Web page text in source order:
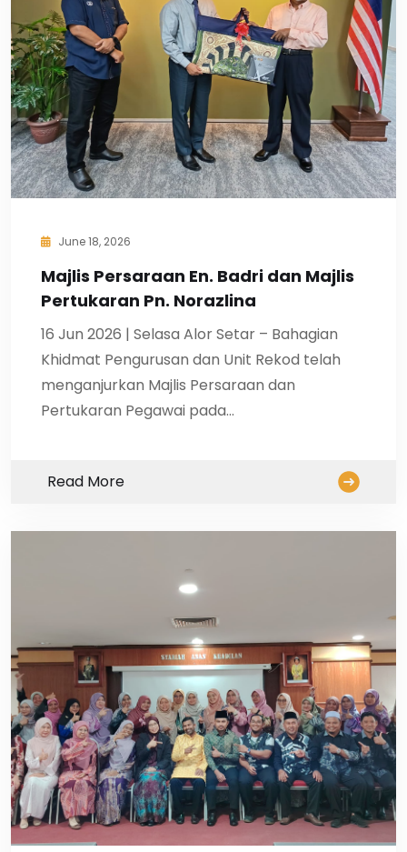
June 18, 2026
Majlis Persaraan En. Badri dan Majlis
Pertukaran Pn. Norazlina
16 Jun 2026 | Selasa Alor Setar – Bahagian
Khidmat Pengurusan dan Unit Rekod telah
menganjurkan Majlis Persaraan dan
Pertukaran Pegawai pada…
Read More